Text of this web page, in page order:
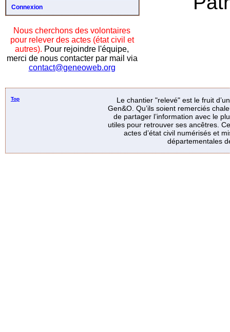
Connexion
Nous cherchons des volontaires
pour relever des actes (état civil et
autres). Pour rejoindre l'équipe,
merci de nous contacter par mail via
contact@geneoweb.org
Top
Le chantier "relevé" est le fruit
Gen&O. Qu’ils soient remerciés
de partager l’information avec le
utiles pour retrouver ses ancêtres.
actes d’état civil numérisés et
départementales